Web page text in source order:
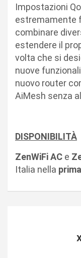
Impostazioni
estremamente
combinare
estendere il
volta che si
nuove
nuovo router
AiMesh senza
DISPONIBILITÀ
ZenWiFi AC e
Italia nella